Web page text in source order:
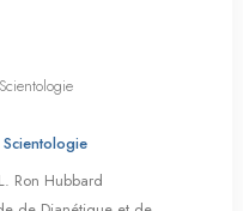
Ron Hubbard